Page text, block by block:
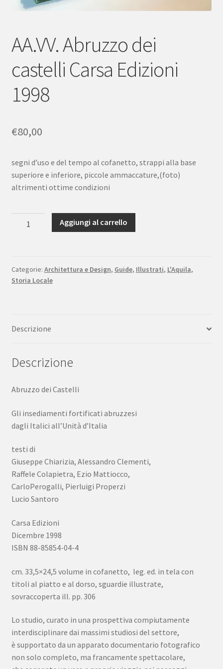
AA.VV. Abruzzo dei
castelli Carsa Edizioni
1998
€80,00
segni d’uso e del tempo al cofanetto, strappi alla base
superiore e inferiore, piccole ammaccature,(foto)
altrimenti ottime condizioni
Carsa
Edizioni
Aggiungi al carrello
Categorie: Architettura e Design, Guide, Illustrati, L'Aquila,
Storia Locale
Descrizione
Descrizione
Abruzzo dei Castelli
Gli insediamenti fortificati abruzzesi
dagli Italici all’Unità d’Italia
testi di
Giuseppe Chiarizia, Alessandro Clementi,
Raffele Colapietra, Ezio Mattiocco,
CarloPerogalli, Pierluigi Properzi
Lucio Santoro
Carsa Edizioni
Dicembre 1998
ISBN 88-85854-04-4
cm. 33,5×24,5 volume in cofanetto, leg. ed. in tela con
titoli al piatto e al dorso, sguardie illustrate,
sovraccoperta ill. pp. 306
Lo studio, curato in una prospettiva compiutamente
interdisciplinare dai massimi studiosi del settore,
è supportato da un apparato documentario fotografico
non solo completo, ma francamente spettacolare,